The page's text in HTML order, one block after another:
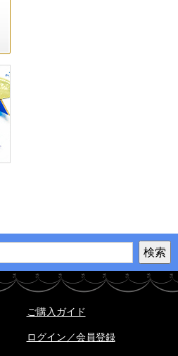
ご購入ガイド
ログイン／会員登録